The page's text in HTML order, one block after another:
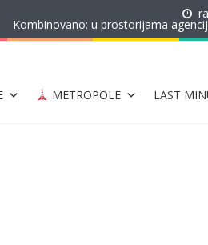
Kombinovano: u prostorijama
METROPOLE LAST